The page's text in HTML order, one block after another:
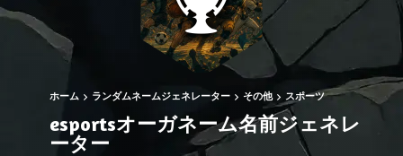
ホーム ランダムネームジェネレーター その他 スポーツ
esportsオーガネーム名前ジェネレ
ーター